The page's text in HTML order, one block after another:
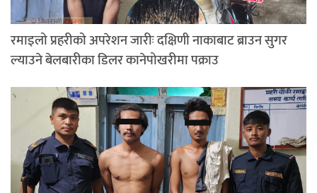
रमाइलो प्रहरीको अपरेशन जारीः दक्षिणी नाकाबाट ब्राउन सुगर
ल्याउने बेलबारीका डिलर कानेपोखरीमा पक्राउ